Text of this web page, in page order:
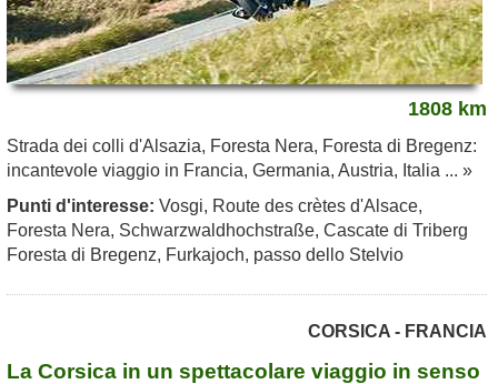
1808 km
Strada dei colli d'Alsazia, Foresta Nera, Foresta di Bregenz:
incantevole viaggio in Francia, Germania, Austria, Italia ... »
Punti d'interesse: Vosgi, Route des crètes d'Alsace,
Foresta Nera, Schwarzwaldhochstraße, Cascate di Triberg
Foresta di Bregenz, Furkajoch, passo dello Stelvio
CORSICA - FRANCIA
La Corsica in un spettacolare viaggio in senso